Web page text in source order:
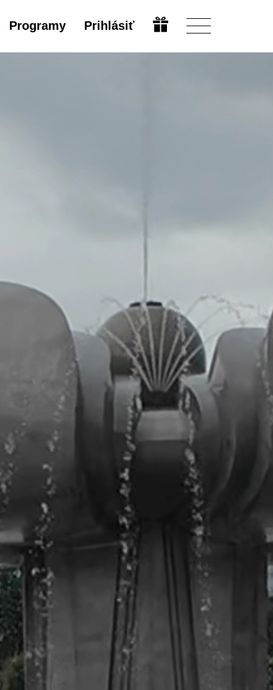
Programy Prihlásiť